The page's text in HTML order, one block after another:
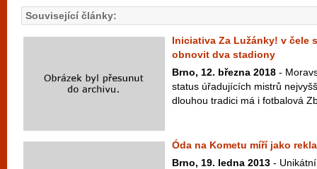
Související články:
Iniciativa Za Lužánky! v čele
obnovit dva stadiony
Brno, 12. března 2018 -
status úřadujících mistrů
dlouhou tradici má i fotbalová
Óda na Kometu míří jako
Brno, 19. ledna 2013 -